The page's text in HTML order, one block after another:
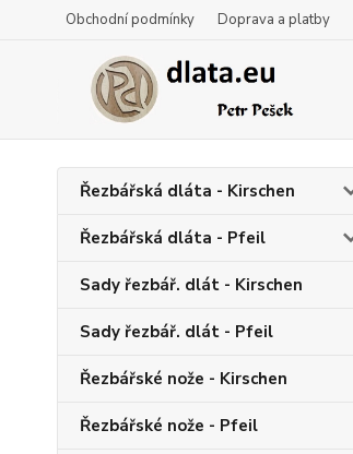
Obchodní podmínky Doprava a platby
Řezbářská dláta - Kirschen
Řezbářská dláta - Pfeil
Sady řezbář. dlát - Kirschen
Sady řezbář. dlát - Pfeil
Řezbářské nože - Kirschen
Řezbářské nože - Pfeil